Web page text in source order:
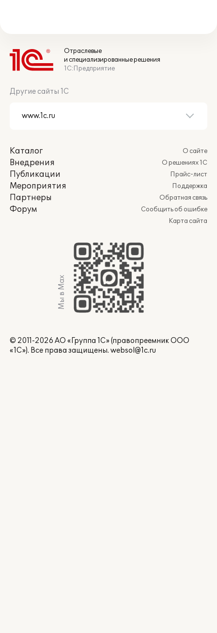
Отраслевые
и специализированные решения
1С:Предприятие
Другие сайты 1С
Каталог
Внедрения
Публикации
Мероприятия
Партнеры
Форум
О сайте
О решениях 1С
Прайс-лист
Поддержка
Обратная связь
Сообщить об ошибке
Карта сайта
Мы в Max
© 2011-2026 АО «Группа 1С» (правопреемник ООО
«1С»). Все права защищены. websol@1c.ru